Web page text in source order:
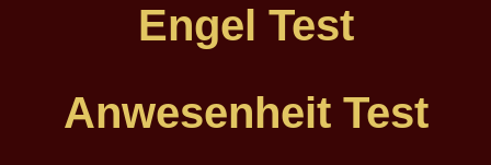
Engel Test
Anwesenheit Test